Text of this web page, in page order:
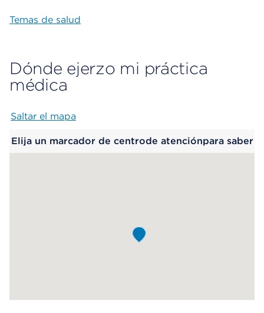
Temas de salud
Dónde ejerzo mi práctica
médica
Saltar el mapa
Elija un marcador de centrode atenciónpara saber